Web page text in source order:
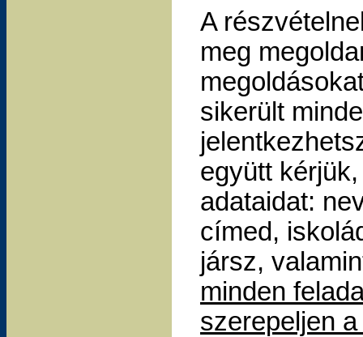
A
meg
sikerült
együtt
adataidat:
címed,
jársz,
minden
szerepeljen